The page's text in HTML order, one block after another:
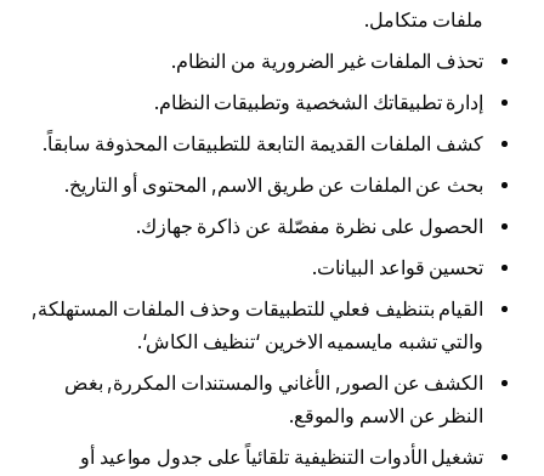
ملفات متكامل.
تحذف الملفات غير الضرورية من النظام.
إدارة تطبيقاتك الشخصية وتطبيقات النظام.
كشف الملفات القديمة التابعة للتطبيقات المحذوفة سابقاً.
بحث عن الملفات عن طريق الاسم, المحتوى أو التاريخ.
الحصول على نظرة مفصّلة عن ذاكرة جهازك.
تحسين قواعد البيانات.
القيام بتنظيف فعلي للتطبيقات وحذف الملفات المستهلكة,
والتي تشبه مايسميه الاخرين ‘تنظيف الكاش‘.
الكشف عن الصور, الأغاني والمستندات المكررة, بغض
النظر عن الاسم والموقع.
تشغيل الأدوات التنظيفية تلقائياً على جدول مواعيد أو